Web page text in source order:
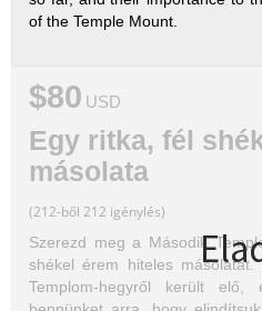
of the Temple Mount.
$80 USD
Egy ritka, fél
másolata
(212-ből 212 igénylés)
Szerezd meg a Második
shékel érem hiteles
Templom-hegyről került